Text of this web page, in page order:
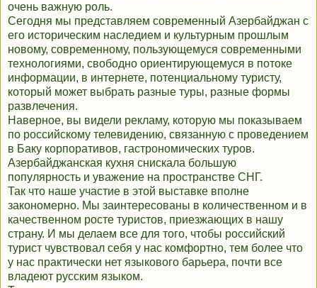
очень важную роль.
Сегодня мы представляем современный Азербайджан с
его историческим наследием и культурным прошлым
новому, современному, пользующемуся современными
технологиями, свободно ориентирующемуся в потоке
информации, в интернете, потенциальному туристу,
который может выбрать разные туры, разные формы
развлечения.
Наверное, вы видели рекламу, которую мы показываем
по российскому телевидению, связанную с проведением
в Баку корпоративов, гастрономических туров.
Азербайджанская кухня снискала большую
популярность и уважение на пространстве СНГ.
Так что наше участие в этой выставке вполне
закономерно. Мы заинтересованы в количественном и в
качественном росте туристов, приезжающих в нашу
страну. И мы делаем все для того, чтобы российский
турист чувствовал себя у нас комфортно, тем более что
у нас практически нет языкового барьера, почти все
владеют русским языком.